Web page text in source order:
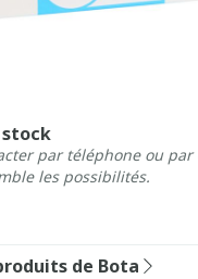
stock
par téléphone ou
les possibilités.
de Bota